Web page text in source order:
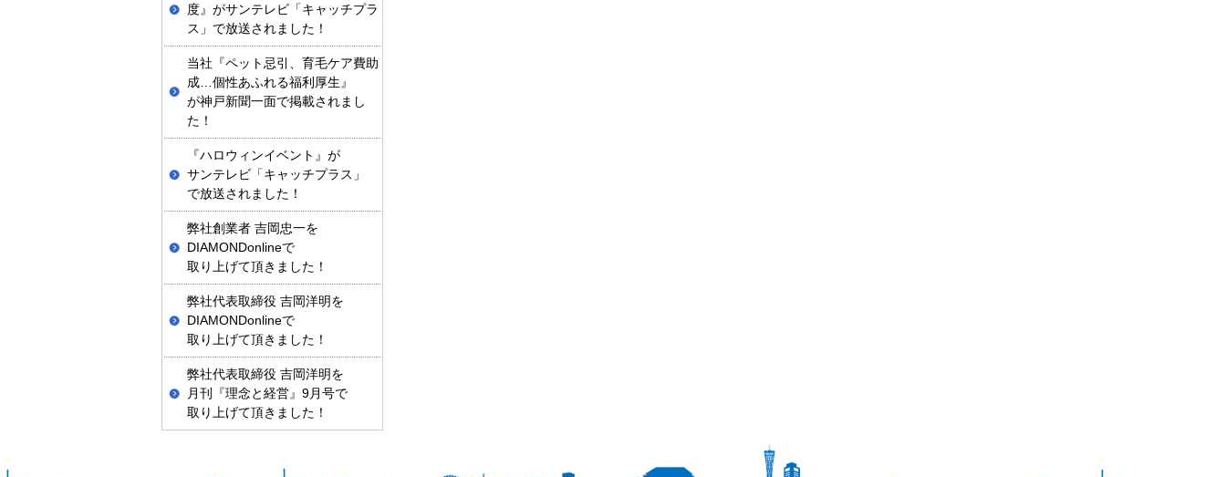
度』がサンテレビ「キャッチプラ
ス」で放送されました！
当社『ペット忌引、育毛ケア費助
成…個性あふれる福利厚生』
が神戸新聞一面で掲載されまし
た！
『ハロウィンイベント』が
サンテレビ「キャッチプラス」
で放送されました！
弊社創業者 吉岡忠一を
DIAMONDonlineで
取り上げて頂きました！
弊社代表取締役 吉岡洋明を
DIAMONDonlineで
取り上げて頂きました！
弊社代表取締役 吉岡洋明を
月刊『理念と経営』9月号で
取り上げて頂きました！